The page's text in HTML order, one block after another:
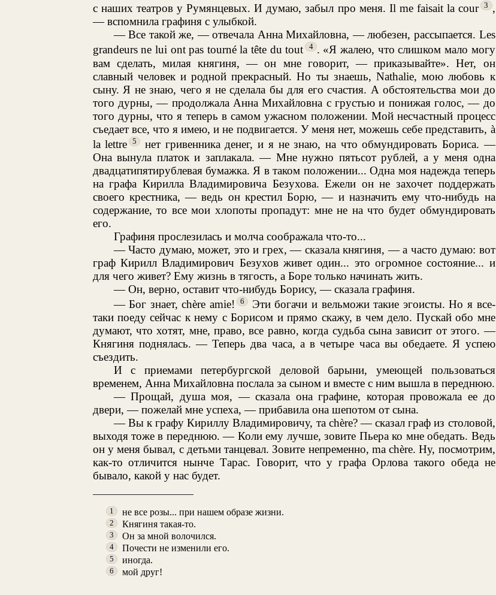
с наших театров у Румянцевых. И думаю, забыл про меня. Il me faisait la cour
3 ,
— вспомнила графиня с улыбкой.
— Все такой же, — отвечала Анна Михайловна, — любезен, рассыпается. Les
grandeurs ne lui ont pas tourné la tête du tout
4 . «Я жалею, что слишком мало могу
вам сделать, милая княгиня, — он мне говорит, — приказывайте». Нет, он
славный человек и родной прекрасный. Но ты знаешь, Nathalie, мою любовь к
сыну. Я не знаю, чего я не сделала бы для его счастия. А обстоятельства мои до
того дурны, — продолжала Анна Михайловна с грустью и понижая голос, — до
того дурны, что я теперь в самом ужасном положении. Мой несчастный процесс
съедает все, что я имею, и не подвигается. У меня нет, можешь себе представить, à
la lettre
5
нет гривенника денег, и я не знаю, на что обмундировать Бориса. —
Она вынула платок и заплакала. — Мне нужно пятьсот рублей, а у меня одна
двадцатипятирублевая бумажка. Я в таком положении... Одна моя надежда теперь
на графа Кирилла Владимировича Безухова. Ежели он не захочет поддержать
своего крестника, — ведь он крестил Борю, — и назначить ему что-нибудь на
содержание, то все мои хлопоты пропадут: мне не на что будет обмундировать
его.
Графиня прослезилась и молча соображала что-то...
— Часто думаю, может, это и грех, — сказала княгиня, — а часто думаю: вот
граф Кирилл Владимирович Безухов живет один... это огромное состояние... и
для чего живет? Ему жизнь в тягость, а Боре только начинать жить.
— Он, верно, оставит что-нибудь Борису, — сказала графиня.
— Бог знает, chère amie!
6
Эти богачи и вельможи такие эгоисты. Но я все-
таки поеду сейчас к нему с Борисом и прямо скажу, в чем дело. Пускай обо мне
думают, что хотят, мне, право, все равно, когда судьба сына зависит от этого. —
Княгиня поднялась. — Теперь два часа, а в четыре часа вы обедаете. Я успею
съездить.
И с приемами петербургской деловой барыни, умеющей пользоваться
временем, Анна Михайловна послала за сыном и вместе с ним вышла в переднюю.
— Прощай, душа моя, — сказала она графине, которая провожала ее до
двери, — пожелай мне успеха, — прибавила она шепотом от сына.
— Вы к графу Кириллу Владимировичу, та chère? — сказал граф из столовой,
выходя тоже в переднюю. — Коли ему лучше, зовите Пьера ко мне обедать. Ведь
он у меня бывал, с детьми танцевал. Зовите непременно, ma chère. Ну, посмотрим,
как-то отличится нынче Тарас. Говорит, что у графа Орлова такого обеда не
бывало, какой у нас будет.
1 не все розы... при нашем образе жизни.
2 Княгиня такая-то.
3 Он за мной волочился.
4 Почести не изменили его.
5 иногда.
6 мой друг!